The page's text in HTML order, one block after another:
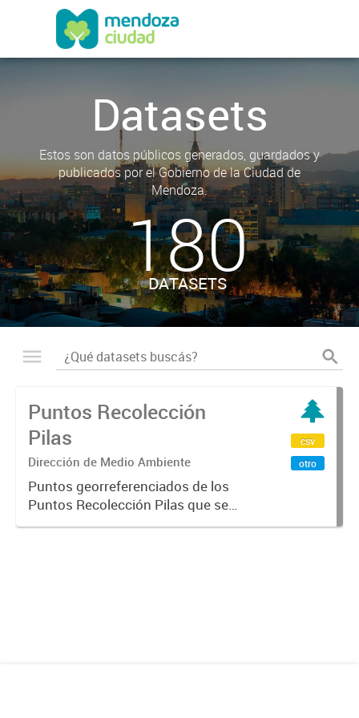
Datasets
Estos son datos públicos generados, guardados y
publicados por el Gobierno de la Ciudad de
Mendoza.
180
DATASETS
Puntos Recolección
Pilas
Dirección de Medio Ambiente
Puntos georreferenciados de los
Puntos Recolección Pilas que se
encuentra en la Ciudad de
csv
otro